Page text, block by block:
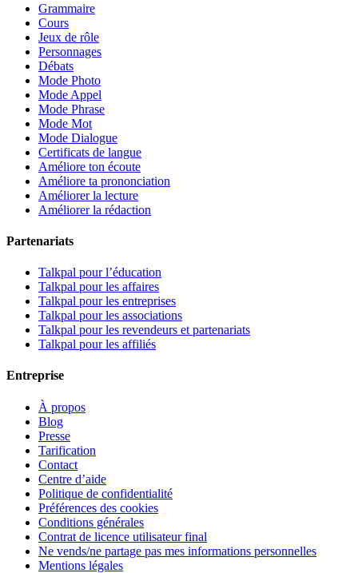
Grammaire
Cours
Jeux de rôle
Personnages
Débats
Mode Photo
Mode Appel
Mode Phrase
Mode Mot
Mode Dialogue
Certificats de langue
Améliore ton écoute
Améliore ta prononciation
Améliorer la lecture
Améliorer la rédaction
Partenariats
Talkpal pour l’éducation
Talkpal pour les affaires
Talkpal pour les entreprises
Talkpal pour les associations
Talkpal pour les revendeurs et partenariats
Talkpal pour les affiliés
Entreprise
À propos
Blog
Presse
Tarification
Contact
Centre d’aide
Politique de confidentialité
Préférences des cookies
Conditions générales
Contrat de licence utilisateur final
Ne vends/ne partage pas mes informations personnelles
Mentions légales